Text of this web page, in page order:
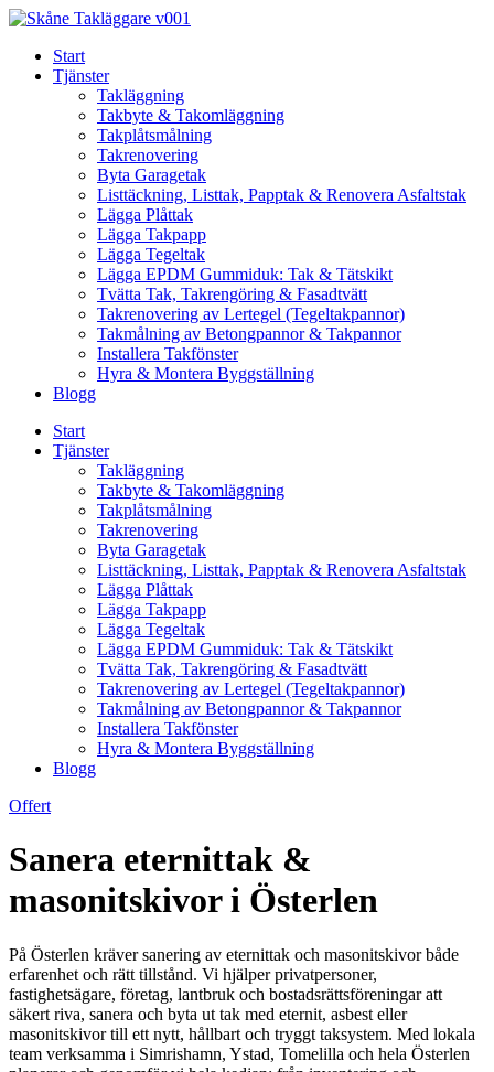
Skip
contentStart
Tjänster
Takläggning
Takbyte & Takomläggning
Takplåtsmålning
Takrenovering
Byta Garagetak
Listtäckning, Listtak, Papptak & Renovera Asfaltstak
Lägga Plåttak
Lägga Takpapp
Lägga Tegeltak
Lägga EPDM Gummiduk: Tak & Tätskikt
Tvätta Tak, Takrengöring & Fasadtvätt
Takrenovering av Lertegel (Tegeltakpannor)
Takmålning av Betongpannor & Takpannor
Installera Takfönster
Hyra & Montera Byggställning
Blogg
Start
Tjänster
Takläggning
Takbyte & Takomläggning
Takplåtsmålning
Takrenovering
Byta Garagetak
Listtäckning, Listtak, Papptak & Renovera Asfaltstak
Lägga Plåttak
Lägga Takpapp
Lägga Tegeltak
Lägga EPDM Gummiduk: Tak & Tätskikt
Tvätta Tak, Takrengöring & Fasadtvätt
Takrenovering av Lertegel (Tegeltakpannor)
Takmålning av Betongpannor & Takpannor
Installera Takfönster
Hyra & Montera Byggställning
Blogg
Offert
Sanera eternittak &
masonitskivor i Österlen
På Österlen kräver sanering av eternittak och masonitskivor både
erfarenhet och rätt tillstånd. Vi hjälper privatpersoner,
fastighetsägare, företag, lantbruk och bostadsrättsföreningar att
säkert riva, sanera och byta ut tak med eternit, asbest eller
masonitskivor till ett nytt, hållbart och tryggt taksystem. Med lokala
team verksamma i Simrishamn, Ystad, Tomelilla och hela Österlen